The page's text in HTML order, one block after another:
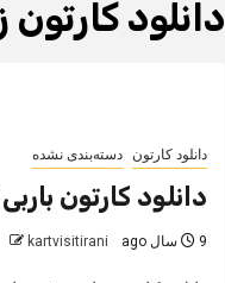
دانلود کارتون زیر 3
دانلود کارتون دسته‌بندی نشده
دانلود کارتون
9 سال ago kartvisitirani